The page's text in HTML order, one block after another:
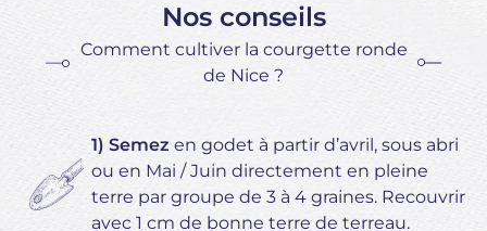
Nos conseils
Comment cultiver la courgette ronde
de Nice ?
1) Semez en godet à partir d’avril, sous abri
ou en Mai / Juin directement en pleine
terre par groupe de 3 à 4 graines. Recouvrir
avec 1 cm de bonne terre de terreau.